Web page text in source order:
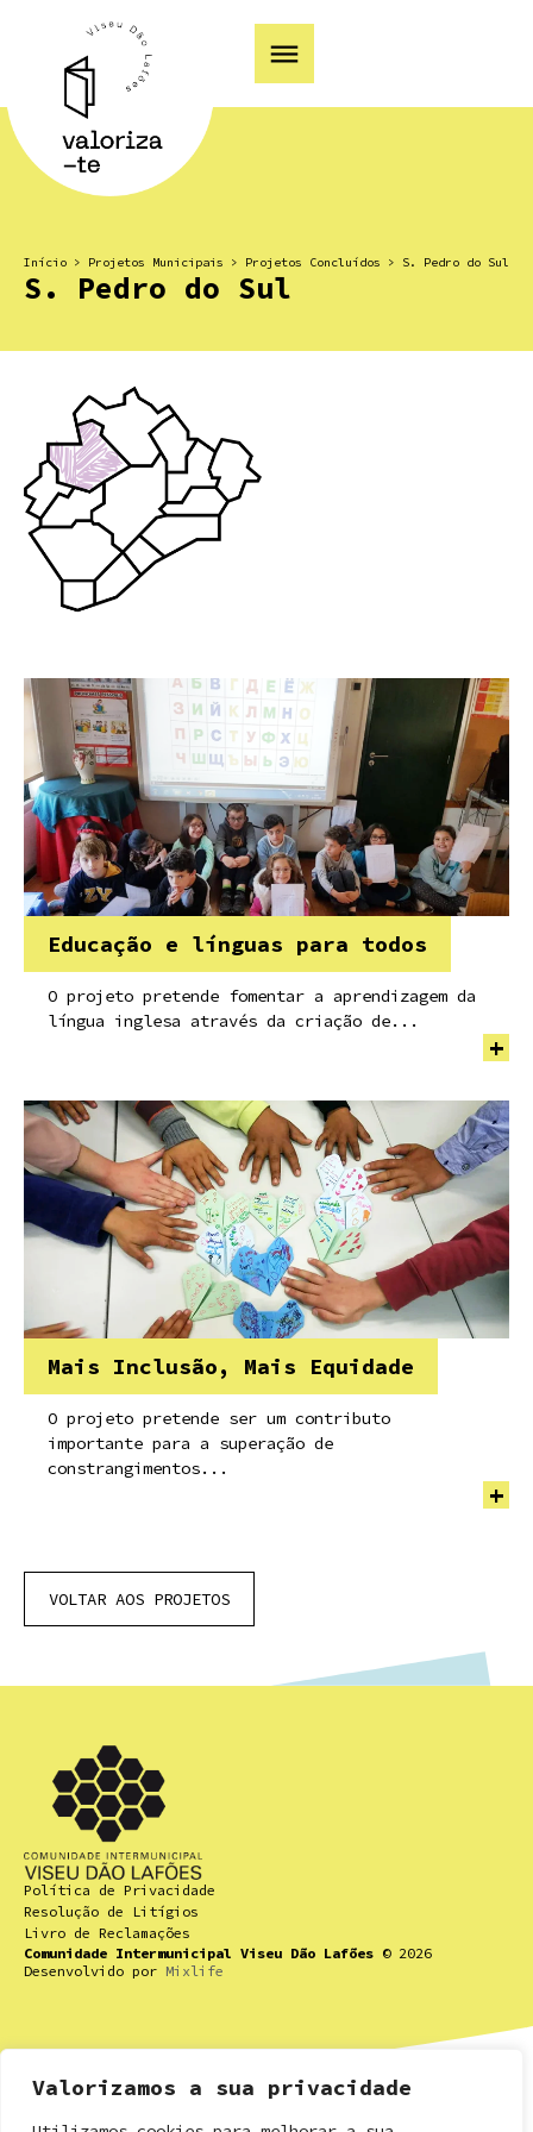
Valorizamos a sua privacidade
Início > Projetos Municipais > Projetos Concluídos > S. Pedro do Sul
S. Pedro do Sul
Educação e línguas para todos
O projeto pretende fomentar a aprendizagem da
língua inglesa através da criação de...
+
Mais Inclusão, Mais Equidade
O projeto pretende ser um contributo
importante para a superação de
constrangimentos...
+
VOLTAR AOS PROJETOS
Política de Privacidade
Resolução de Litígios
Livro de Reclamações
Comunidade Intermunicipal Viseu Dão Lafões © 2026
Desenvolvido por Mixlife
Contactos